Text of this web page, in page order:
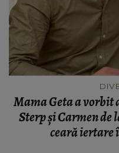
Mama Geta a
Sterp și Carmen de
ceară iertare